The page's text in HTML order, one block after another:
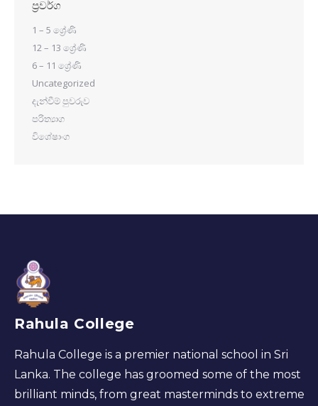
ප්‍රවර්ග
1 – 5 ශ්‍රේණි
12 – 13 ශ්‍රේණි
6 – 11 ශ්‍රේණි
Uncategorized
දැන්වීම් පුවරුව
පරිත්‍යාග
විශේෂාංග
Rahula College
Rahula College is a premier national school in Sri
Lanka. The college has groomed some of the most
brilliant minds, from great masterminds to extreme